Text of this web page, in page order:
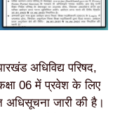
अधिविद्य परिषद,
06 में प्रवेश के लिए
अधिसूचना जारी की है।